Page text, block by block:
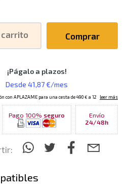
carrito Comprar
Pago 100% seguro
Envío
24/48h